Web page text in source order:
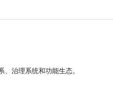
治理系统和功能生态。